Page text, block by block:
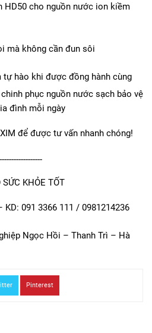
HD50 cho nguồn nước ion kiềm
mà không cần đun sôi
hào khi được đồng hành cùng
phục nguồn nước sạch bảo vệ
đình mỗi ngày
để được tư vấn nhanh chóng!
KHỎE TỐT
091 3366 111 / 0981214236
Ngọc Hồi – Thanh Trì – Hà
Pinterest